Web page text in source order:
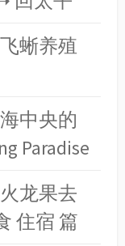
蜥养殖
中央的
Paradise
龙果去
住宿 篇